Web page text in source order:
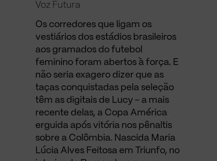
Voz Futura
Os corredores que ligam os
vestiários dos estádios brasileiros
aos gramados do futebol
feminino foram abertos à força. E
não seria exagero dizer que as
taças conquistadas pela seleção
têm as digitais de Lucy – a mais
recente delas, a Copa América
erguida após vitória nos pênaltis
sobre a Colômbia. Nascida Maria
Lúcia Alves Feitosa em Triunfo, no